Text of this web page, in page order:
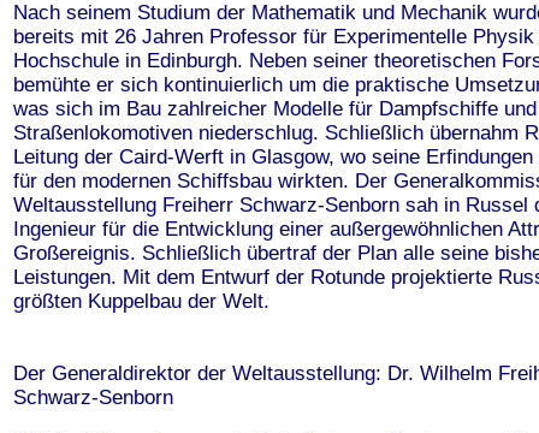
Nach seinem Studium der Mathematik und Mechanik
bereits mit 26 Jahren Professor für Experimentelle Physik
Hochschule in Edinburgh. Neben seiner theoretischen
bemühte er sich kontinuierlich um die praktische
was sich im Bau zahlreicher Modelle für Dampfschiffe und
Straßenlokomotiven niederschlug. Schließlich übernahm
Leitung der Caird-Werft in Glasgow, wo seine Erfindungen
für den modernen Schiffsbau wirkten. Der
Weltausstellung Freiherr Schwarz-Senborn sah in Russel
Ingenieur für die Entwicklung einer außergewöhnlichen
Großereignis. Schließlich übertraf der Plan alle seine
Leistungen. Mit dem Entwurf der Rotunde projektierte
größten Kuppelbau der Welt.
Der Generaldirektor der Weltausstellung: Dr. Wilhelm
Schwarz-Senborn